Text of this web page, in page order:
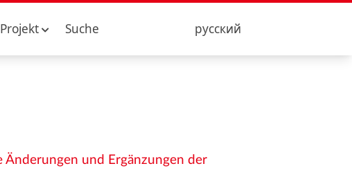
Suche русский
Änderungen und Ergänzungen der